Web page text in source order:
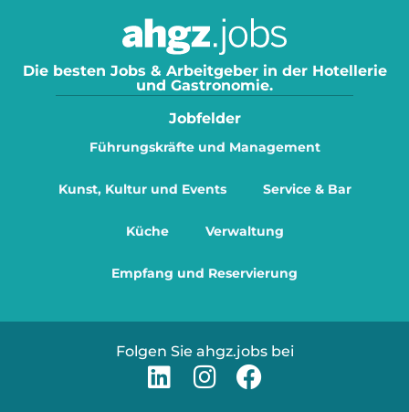
Die besten Jobs & Arbeitgeber in der Hotellerie
und Gastronomie.
Jobfelder
Führungskräfte und Management
Kunst, Kultur und Events Service & Bar
Küche Verwaltung
Empfang und Reservierung
Folgen Sie ahgz.jobs bei